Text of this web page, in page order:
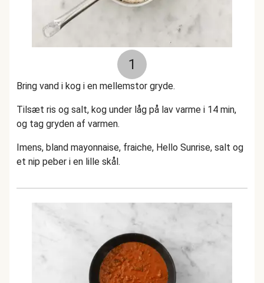
1
Bring vand i kog i en mellemstor gryde.
Tilsæt ris og salt, kog under låg på lav varme i 14 min,
og tag gryden af varmen.
Imens, bland mayonnaise, fraiche, Hello Sunrise, salt og
et nip peber i en lille skål.